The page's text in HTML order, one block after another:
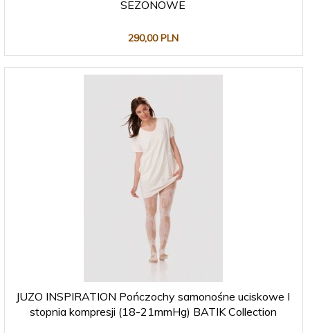
SEZONOWE
290,00 PLN
JUZO INSPIRATION Pończochy samonośne uciskowe I
stopnia kompresji (18-21mmHg) BATIK Collection